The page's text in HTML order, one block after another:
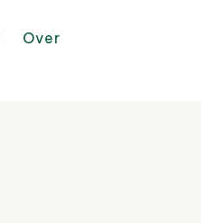
Over